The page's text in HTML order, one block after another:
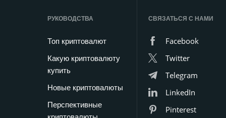
РУКОВОДСТВА
Топ криптовалют
Какую криптовалюту
купить
Новые криптовалюты
Перспективные
СВЯЗАТЬСЯ С НАМИ
Facebook
Twitter
Telegram
LinkedIn
Pinterest